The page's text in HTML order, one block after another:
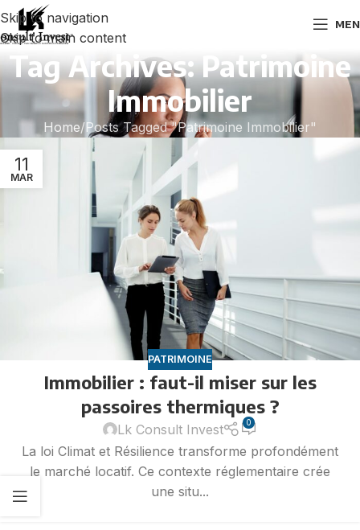
Skip to navigation
Skip to main content
Tag Archives: Patrimoine
Immobilier
Home Posts Tagged "Patrimoine Immobilier"
11
MAR
PATRIMOINE
Immobilier : faut-il miser sur les
passoires thermiques ?
Lk Consult Invest 0
La loi Climat et Résilience transforme profondément
le marché locatif. Ce contexte réglementaire crée
une situ...